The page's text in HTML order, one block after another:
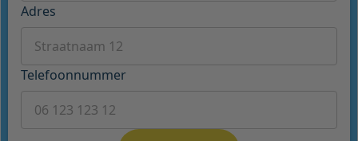
Adres
Telefoonnummer